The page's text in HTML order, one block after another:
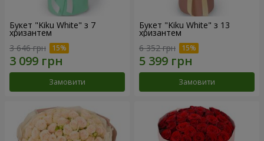
Букет "Kiku White" з 7
хризантем
3 646 грн
Замовити
Букет "Kiku White" з 13
хризантем
6 352 грн
Замовити